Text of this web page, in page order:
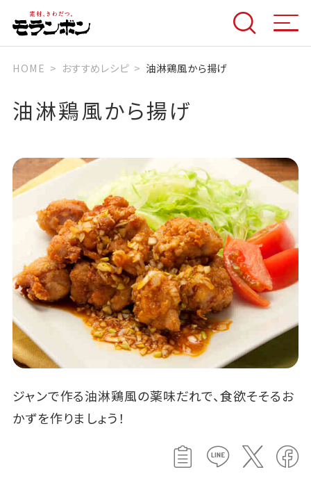
HOME おすすめレシピ 油淋鶏風から揚げ
油淋鶏風から揚げ
ジャンで作る油淋鶏風の薬味だれで、食欲そそるお
かずを作りましょう！